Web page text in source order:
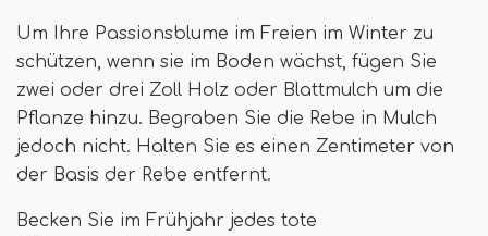
Um Ihre Passionsblume im Freien im Winter zu
schützen, wenn sie im Boden wächst, fügen Sie
zwei oder drei Zoll Holz oder Blattmulch um die
Pflanze hinzu. Begraben Sie die Rebe in Mulch
jedoch nicht. Halten Sie es einen Zentimeter von
der Basis der Rebe entfernt.
Becken Sie im Frühjahr jedes tote